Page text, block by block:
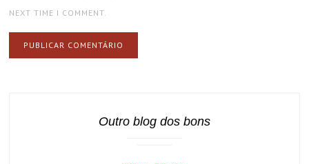
NEXT TIME I COMMENT.
Outro blog dos bons